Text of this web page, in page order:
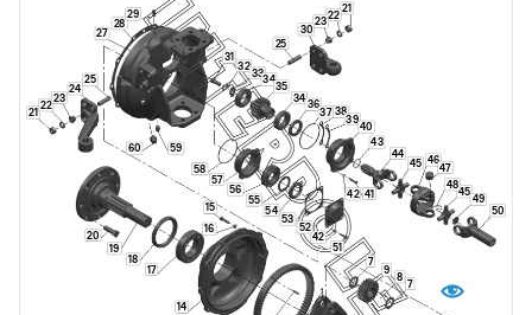
7
7
8
9
14
15
16
17
18
19
20
21
21
22
22
23
23
24
25
25
27
28
29
30
31
32
3334
34
35
36
37 38
39
40
41
42
42
43
44
45
45
46
47
48
49
50
51
52
53
54
55
56
57
58
59
60